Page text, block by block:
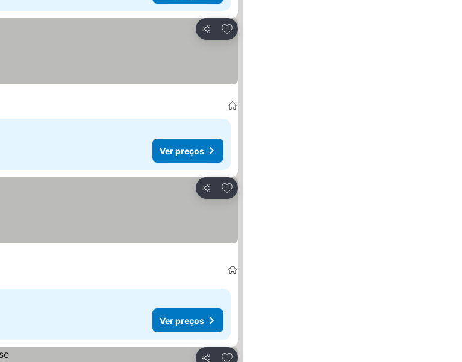
Partilhar
Adicionar aos favoritos
Ver preços
Partilhar
Adicionar aos favoritos
Ver preços
Adicionar aos favoritos